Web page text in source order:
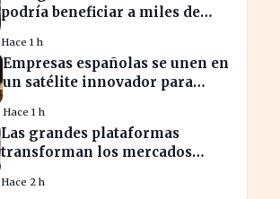
podría beneficiar a miles de
año.
Hace 1 h
Empresas españolas se unen en
un satélite innovador para
europeas
Hace 1 h
Las grandes plataformas
transforman los mercados
competencia
Hace 2 h